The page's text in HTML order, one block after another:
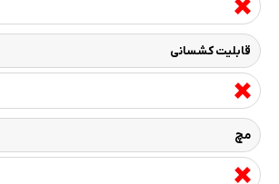
قابلیت کشسانی
مچ